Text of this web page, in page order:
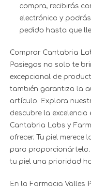
compra, recibirás
electrónico y
pedido hasta que
Comprar Cantabria
Pasiegos no solo te
excepcional de
también garantiza la
artículo. Explora
descubre la
Cantabria Labs y
ofrecer. Tu piel
para proporcionártelo.
tu piel una prioridad
En la Farmacia Valles